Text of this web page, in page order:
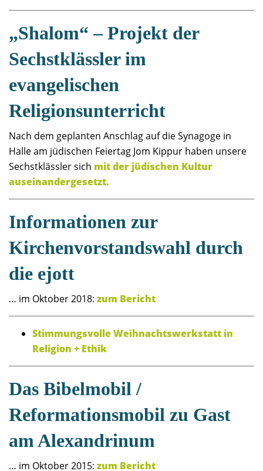
„Shalom“ – Projekt der
Sechstklässler im
evangelischen
Religionsunterricht
Nach dem geplanten Anschlag auf die Synagoge in
Halle am jüdischen Feiertag Jom Kippur haben unsere
Sechstklässler sich mit der jüdischen Kultur
auseinandergesetzt.
Informationen zur
Kirchenvorstandswahl durch
die ejott
… im Oktober 2018: zum Bericht
Stimmungsvolle Weihnachtswerkstatt in
Religion + Ethik
Das Bibelmobil /
Reformationsmobil zu Gast
am Alexandrinum
… im Oktober 2015: zum Bericht